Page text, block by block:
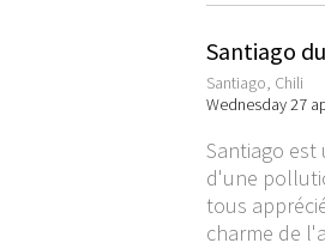
Santiago
Santiago, Chili
Wednesday 27
Santiago
d'une
tous
charme de